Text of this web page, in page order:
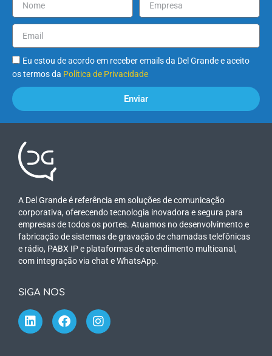
Eu estou de acordo em receber emails da Del Grande e aceito
os termos da Política de Privacidade
Enviar
A Del Grande é referência em soluções de comunicação
corporativa, oferecendo tecnologia inovadora e segura para
empresas de todos os portes. Atuamos no desenvolvimento e
fabricação de sistemas de gravação de chamadas telefônicas
e rádio, PABX IP e plataformas de atendimento multicanal,
com integração via chat e WhatsApp.
SIGA NOS